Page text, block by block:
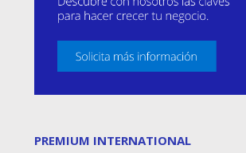
PREMIUM INTERNATIONAL